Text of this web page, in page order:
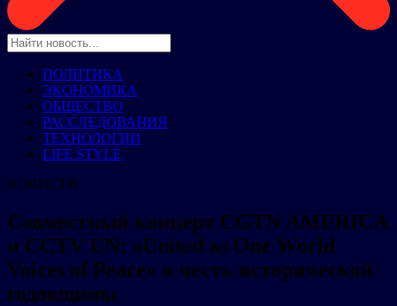
ПОЛИТИКА
ЭКОНОМИКА
ОБЩЕСТВО
РАССЛЕДОВАНИЯ
ТЕХНОЛОГИИ
LIFE STYLE
НОВОСТИ
Совместный концерт CGTN AMERICA
и CCTV UN: «United as One World
Voices of Peace» в честь исторической
годовщины